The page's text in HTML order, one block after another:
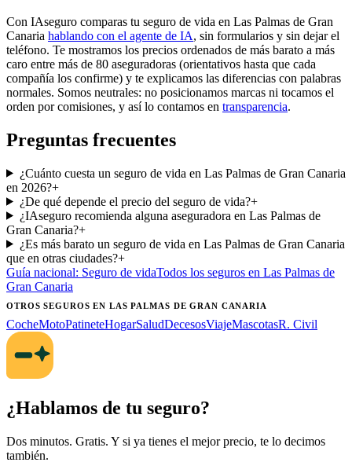
Con IAseguro comparas tu seguro de vida en Las Palmas de Gran
Canaria hablando con el agente de IA, sin formularios y sin dejar el
teléfono. Te mostramos los precios ordenados de más barato a más
caro entre más de 80 aseguradoras (orientativos hasta que cada
compañía los confirme) y te explicamos las diferencias con palabras
normales. Somos neutrales: no posicionamos marcas ni tocamos el
orden por comisiones, y así lo contamos en transparencia.
Preguntas frecuentes
¿Cuánto cuesta un seguro de vida en Las Palmas de Gran Canaria
en 2026?+
¿De qué depende el precio del seguro de vida?+
¿IAseguro recomienda alguna aseguradora en Las Palmas de
Gran Canaria?+
¿Es más barato un seguro de vida en Las Palmas de Gran Canaria
que en otras ciudades?+
Guía nacional: Seguro de vidaTodos los seguros en Las Palmas de
Gran Canaria
OTROS SEGUROSEN LAS PALMAS DE GRAN CANARIA
CocheMotoPatineteHogarSaludDecesosViajeMascotasR. Civil
¿Hablamos de tu seguro?
Dos minutos. Gratis. Y si ya tienes el mejor precio, te lo decimos
también.